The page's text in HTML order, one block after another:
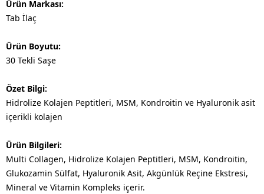
Ürün Markası:
Tab İlaç
Ürün Boyutu:
30 Tekli Saşe
Özet Bilgi:
Hidrolize Kolajen Peptitleri, MSM, Kondroitin ve Hyaluronik asit
içerikli kolajen
Ürün Bilgileri:
Multi Collagen, Hidrolize Kolajen Peptitleri, MSM, Kondroitin,
Glukozamin Sülfat, Hyaluronik Asit, Akgünlük Reçine Ekstresi,
Mineral ve Vitamin Kompleks içerir.